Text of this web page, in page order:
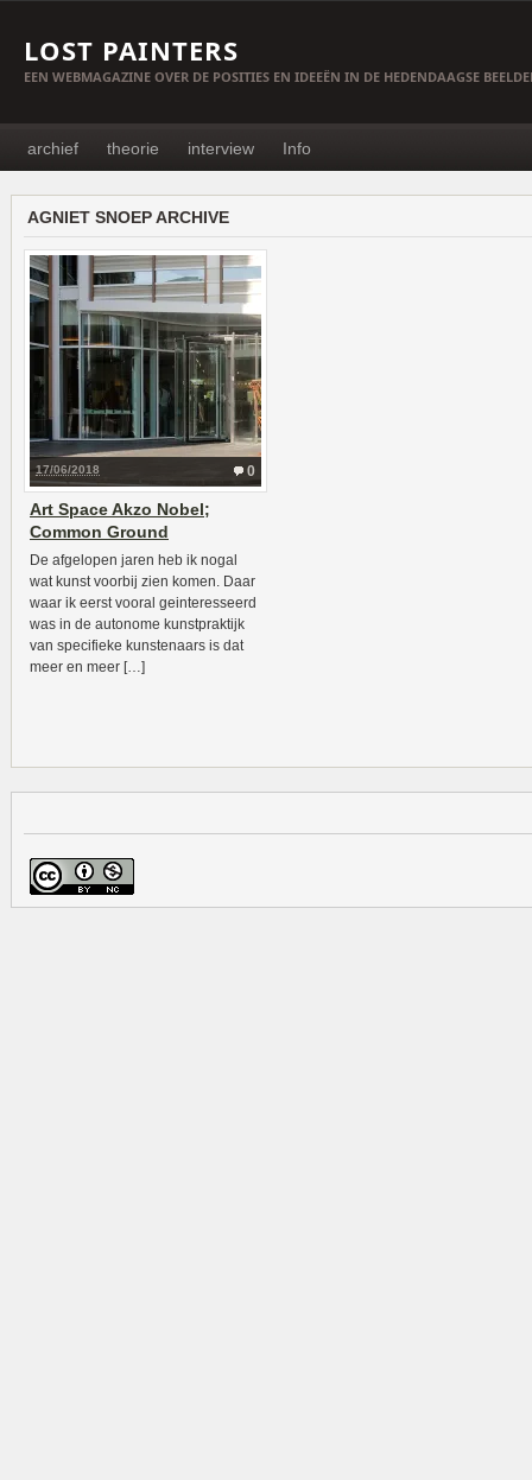
LOST PAINTERS
EEN WEBMAGAZINE OVER DE POSITIES EN IDEEËN IN DE HEDENDAAGSE
archief theorie interview Info
AGNIET SNOEP ARCHIVE
0
17/06/2018
Art Space Akzo Nobel;
Common Ground
De afgelopen jaren heb ik nogal
wat kunst voorbij zien komen. Daar
waar ik eerst vooral geinteresseerd
was in de autonome kunstpraktijk
van specifieke kunstenaars is dat
meer en meer […]